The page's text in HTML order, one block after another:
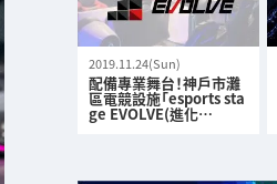
2019.11.24(Sun)
配備專業舞台！神戶市灘
區電競設施「esports sta
ge EVOLVE(進化…